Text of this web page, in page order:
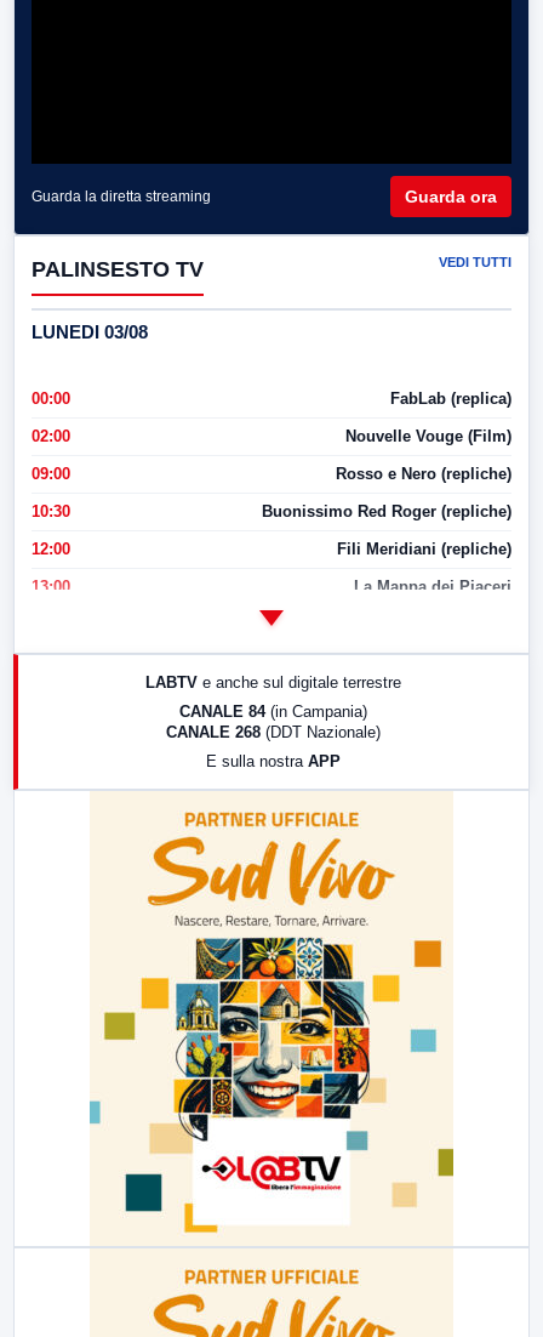
Guarda la diretta streaming Guarda ora
PALINSESTO TV VEDI TUTTI
LUNEDI 03/08
00:00 FabLab (replica)
02:00 Nouvelle Vouge (Film)
09:00 Rosso e Nero (repliche)
10:30 Buonissimo Red Roger (repliche)
12:00 Fili Meridiani (repliche)
13:00 La Mappa dei Piaceri
LABTV e anche sul digitale terrestre
CANALE 84 (in Campania)
CANALE 268 (DDT Nazionale)
E sulla nostra APP